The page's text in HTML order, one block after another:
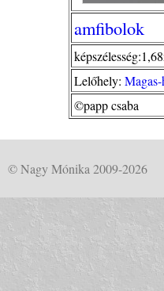
amfibolok
Lelőhely:
©papp csaba
© Nagy Mónika 2009-2026